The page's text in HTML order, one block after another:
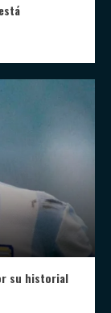
su historial